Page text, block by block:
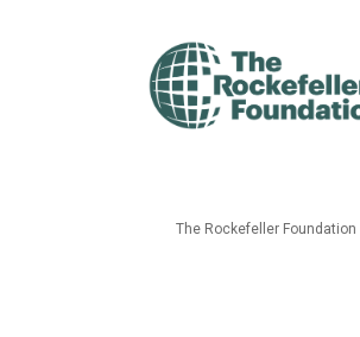
The Rockefeller Foundation